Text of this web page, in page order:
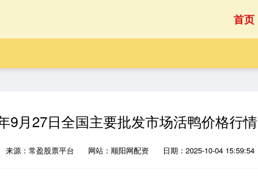
首页
9月27日全国主要批发市场活鸭价格行情
来源：常盈股票平台 网站：顺阳网配资 日期：2025-10-04 15:59:54